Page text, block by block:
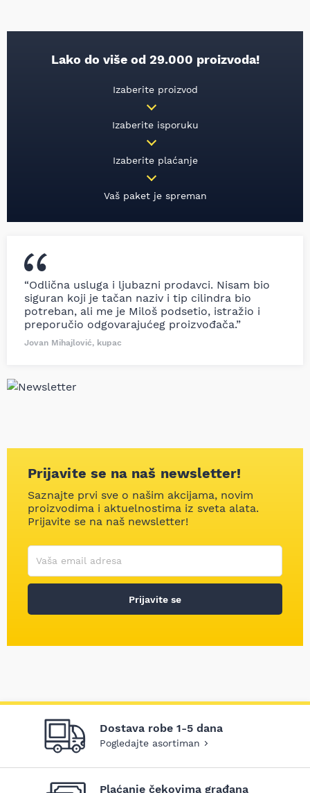
Lako do više od 29.000 proizvoda!
Izaberite proizvod
Izaberite isporuku
Izaberite plaćanje
Vaš paket je spreman
“Odlična usluga i ljubazni prodavci. Nisam bio
siguran koji je tačan naziv i tip cilindra bio
potreban, ali me je Miloš podsetio, istražio i
preporučio odgovarajućeg proizvođača.”
Jovan Mihajlović, kupac
Prijavite se na naš newsletter!
Saznajte prvi sve o našim akcijama, novim
proizvodima i aktuelnostima iz sveta alata.
Prijavite se na naš newsletter!
Korisničko ime
Vaša email adresa
Prijavite se
Dostava robe 1-5 dana
Pogledajte asortiman
Plaćanje čekovima građana